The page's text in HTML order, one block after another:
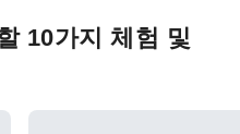
10가지 체험 및